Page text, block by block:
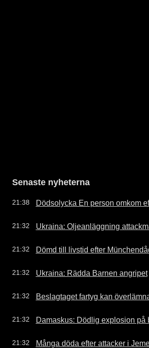
Senaste nyheterna
21:38 Dödsolycka En person omkom
21:32 Ukraina: Oljeanläggning
21:32 Dömd till livstid efter
21:32 Ukraina: Rädda Barnen angripet
21:32 Beslagtaget fartyg kan
21:32 Damaskus: Dödlig explosion på
21:32 Många döda efter attacker i